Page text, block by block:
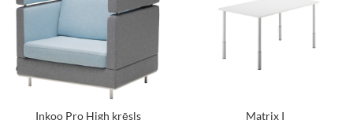
Inkoo Pro High krēsls Matrix I